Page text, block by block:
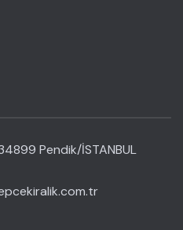
Pendik/İSTANBUL